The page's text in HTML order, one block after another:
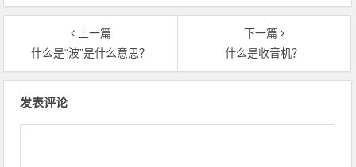
上一篇
什么是“波”是什么意思？
下一篇
什么是收音机？
发表评论